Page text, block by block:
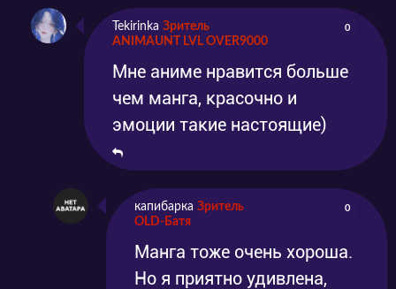
Tekirinka Зритель
ANIMAUNT LVL OVER9000
0
Мне аниме нравится больше
чем манга, красочно и
эмоции такие настоящие)
капибарка Зритель
OLD-Батя
0
Манга тоже очень хороша.
Но я приятно удивлена,